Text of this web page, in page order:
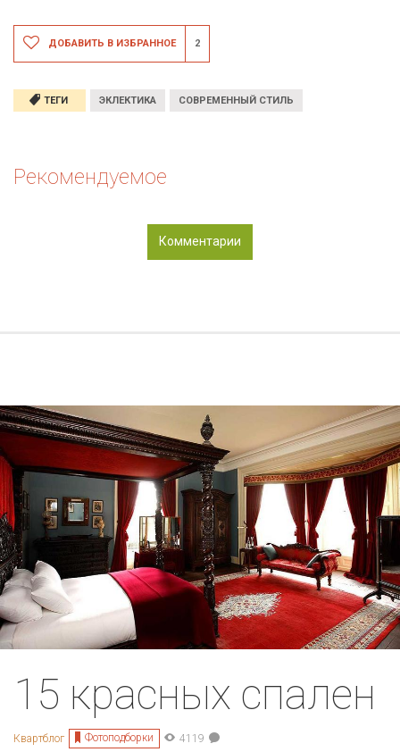
ДОБАВИТЬ В ИЗБРАННОЕ 2
ТЕГИ ЭКЛЕКТИКА СОВРЕМЕННЫЙ СТИЛЬ
Рекомендуемое
Комментарии
15 красных спален
Квартблог Фотоподборки 4119